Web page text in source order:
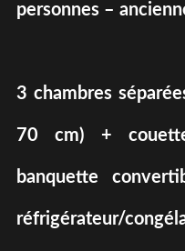
personnes –
3 chambres
70 cm) +
banquette
réfrigérateur/